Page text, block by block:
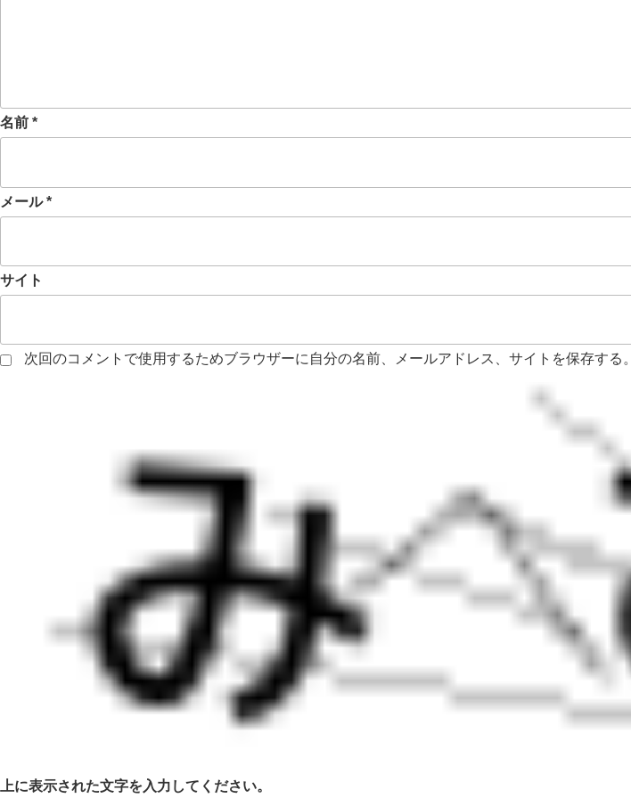
名前 *
メール*
サイト
次回のコメントで使用するためブラウザーに自分の名前、メールアドレス、サイトを保存する。
上に表示された文字を入力してください。